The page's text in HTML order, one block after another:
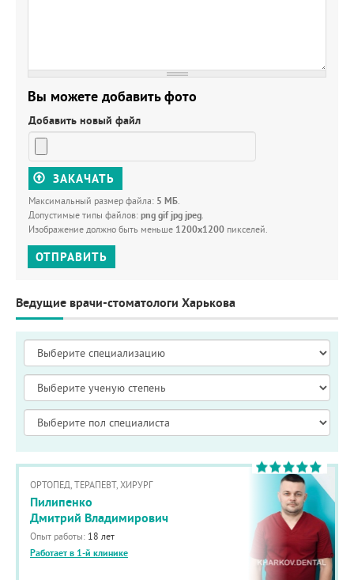
Вы можете добавить фото
Добавить новый файл
ЗАКАЧАТЬ
Максимальный размер файла: 5 МБ.
Допустимые типы файлов: png gif jpg jpeg.
Изображение должно быть меньше 1200x1200 пикселей.
ОТПРАВИТЬ
Ведущие врачи-стоматологи Харькова
ОРТОПЕД, ТЕРАПЕВТ, ХИРУРГ
Пилипенко
Дмитрий Владимирович
Опыт работы: 18 лет
Работает в 1-й клинике